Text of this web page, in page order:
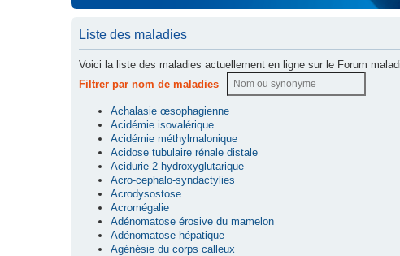
Liste des maladies
Voici la liste des maladies actuellement en ligne sur le Forum
Filtrer par nom de maladies
Achalasie œsophagienne
Acidémie isovalérique
Acidémie méthylmalonique
Acidose tubulaire rénale distale
Acidurie 2-hydroxyglutarique
Acro-cephalo-syndactylies
Acrodysostose
Acromégalie
Adénomatose érosive du mamelon
Adénomatose hépatique
Agénésie du corps calleux